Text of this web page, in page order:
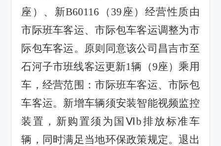
座）、新B60116 （ 39 座）经营性质由
市际班车客运、市际包车客运调整为市
际包车客运。原则同意该公司昌吉市至
石河子市班线客运更新1辆（9座）乘用
车，经营范围：市际班车客运、市际包
车客运。新增车辆须安装智能视频监控
装置，新购置须为国 Ⅵb排放标准车
辆，同时满足当地环保政策规定。退出